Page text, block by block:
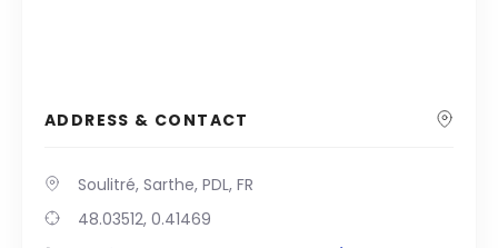
ADDRESS & CONTACT
Soulitré, Sarthe, PDL, FR
48.03512, 0.41469